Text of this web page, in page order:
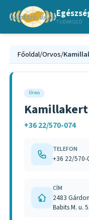
TUDAKOZÓ
Főoldal/Orvos/
Orvos
+36 22/570-074
TELEFON
+36 22/570-
CÍM
2483
Babits M. u. 5.